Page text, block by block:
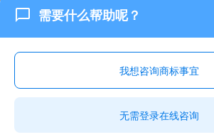
需要什么帮助呢？
我想咨询商标事宜
无需登录在线咨询